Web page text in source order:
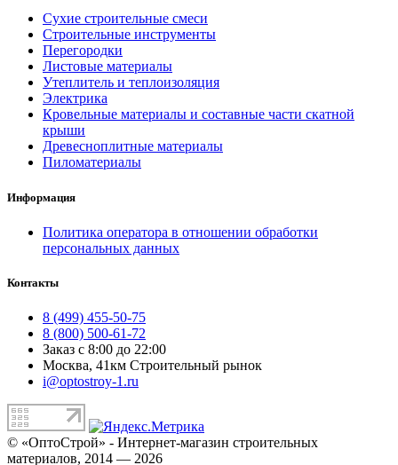
Сухие строительные смеси
Строительные инструменты
Перегородки
Листовые материалы
Утеплитель и теплоизоляция
Электрика
Кровельные материалы и составные части скатной
крыши
Древесноплитные материалы
Пиломатериалы
Информация
Политика оператора в отношении обработки
персональных данных
Контакты
8 (499) 455-50-75
8 (800) 500-61-72
Заказ с 8:00 до 22:00
Москва, 41км Строительный рынок
i@optostroy-1.ru
© «ОптоСтрой» - Интернет-магазин строительных
материалов, 2014 — 2026